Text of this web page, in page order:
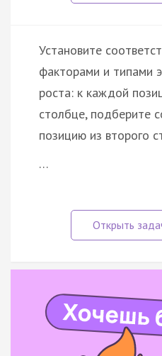
Установите
факторами и типами
роста: к каждой
столбце, подберите
позицию из второго
…